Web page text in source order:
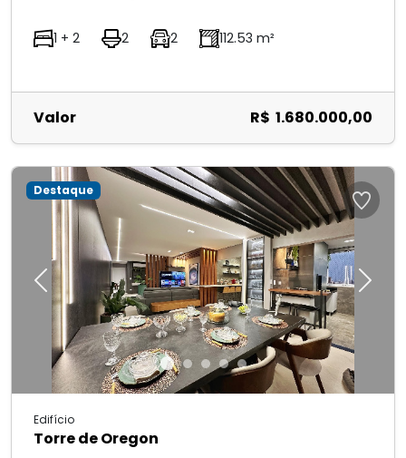
1 + 2 2 2 112.53 m²
Valor R$ 1.680.000,00
Previous Next
Destaque
Edifício
Torre de Oregon